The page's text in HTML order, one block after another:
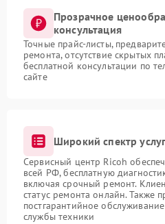
Прозрачное
консультация
Точные прайс-листы,
ремонта, отсутствие скрытых
бесплатной консультации по
сайте
Широкий спектр услуг
Сервисный центр Ricoh
всей РФ, бесплатную
включая срочный ремонт.
статус ремонта онлайн. Также
постгарантийное
службы техники